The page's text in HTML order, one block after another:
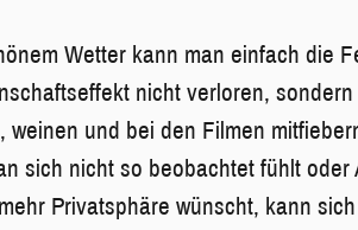
Wetter kann man einfach die
nicht verloren,
weinen und bei den Filmen
sich nicht so beobachtet fühlt
Privatsphäre wünscht, kann